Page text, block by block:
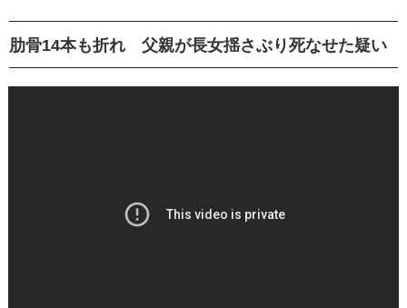
肋骨14本も折れ 父親が長女揺さぶり死なせた疑い